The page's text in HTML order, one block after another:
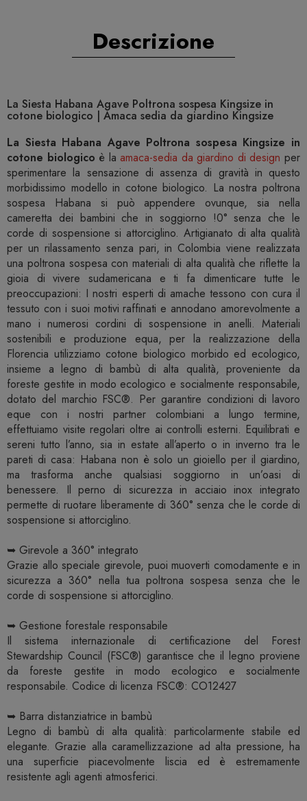
Descrizione
La Siesta Habana Agave Poltrona sospesa Kingsize in
cotone biologico | Amaca sedia da giardino Kingsize
La Siesta Habana Agave Poltrona sospesa Kingsize in
cotone biologico è la amaca-sedia da giardino di design per
sperimentare la sensazione di assenza di gravità in questo
morbidissimo modello in cotone biologico. La nostra poltrona
sospesa Habana si può appendere ovunque, sia nella
cameretta dei bambini che in soggiorno !0° senza che le
corde di sospensione si attorciglino. Artigianato di alta qualità
per un rilassamento senza pari, in Colombia viene realizzata
una poltrona sospesa con materiali di alta qualità che riflette la
gioia di vivere sudamericana e ti fa dimenticare tutte le
preoccupazioni: I nostri esperti di amache tessono con cura il
tessuto con i suoi motivi raffinati e annodano amorevolmente a
mano i numerosi cordini di sospensione in anelli. Materiali
sostenibili e produzione equa, per la realizzazione della
Florencia utilizziamo cotone biologico morbido ed ecologico,
insieme a legno di bambù di alta qualità, proveniente da
foreste gestite in modo ecologico e socialmente responsabile,
dotato del marchio FSC®. Per garantire condizioni di lavoro
eque con i nostri partner colombiani a lungo termine,
effettuiamo visite regolari oltre ai controlli esterni. Equilibrati e
sereni tutto l’anno, sia in estate all’aperto o in inverno tra le
pareti di casa: Habana non è solo un gioiello per il giardino,
ma trasforma anche qualsiasi soggiorno in un’oasi di
benessere. Il perno di sicurezza in acciaio inox integrato
permette di ruotare liberamente di 360° senza che le corde di
sospensione si attorciglino.
➥ Girevole a 360° integrato
Grazie allo speciale girevole, puoi muoverti comodamente e in
sicurezza a 360° nella tua poltrona sospesa senza che le
corde di sospensione si attorciglino.
➥ Gestione forestale responsabile
Il sistema internazionale di certificazione del Forest
Stewardship Council (FSC®) garantisce che il legno proviene
da foreste gestite in modo ecologico e socialmente
responsabile. Codice di licenza FSC®: CO12427
➥ Barra distanziatrice in bambù
Legno di bambù di alta qualità: particolarmente stabile ed
elegante. Grazie alla caramellizzazione ad alta pressione, ha
una superficie piacevolmente liscia ed è estremamente
resistente agli agenti atmosferici.